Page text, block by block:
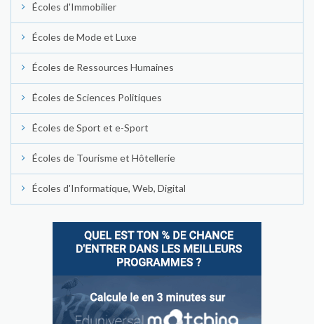
Écoles d'Immobilier
Écoles de Mode et Luxe
Écoles de Ressources Humaines
Écoles de Sciences Politiques
Écoles de Sport et e-Sport
Écoles de Tourisme et Hôtellerie
Écoles d'Informatique, Web, Digital